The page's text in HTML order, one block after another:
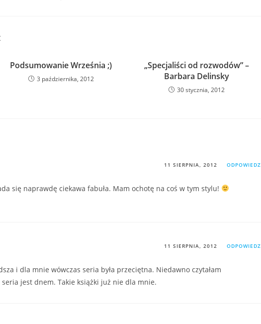
Podsumowanie Września ;)
3 października, 2012
„Specjaliści od rozwodów” –
Barbara Delinsky
30 stycznia, 2012
11 SIERPNIA, 2012 ODPOWIEDZ
się naprawdę ciekawa fabuła. Mam ochotę na coś w tym stylu!
11 SIERPNIA, 2012 ODPOWIEDZ
i dla mnie wówczas seria była przeciętna. Niedawno czytałam
jest dnem. Takie książki już nie dla mnie.